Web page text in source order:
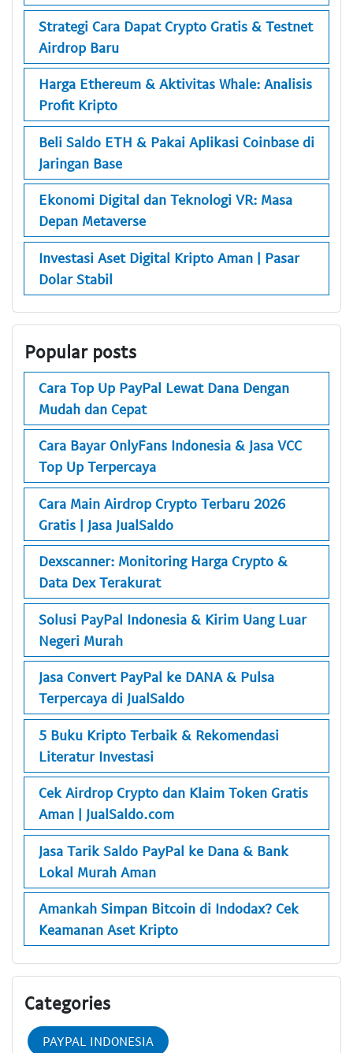
Strategi Cara Dapat Crypto Gratis & Testnet
Airdrop Baru
Harga Ethereum & Aktivitas Whale: Analisis
Profit Kripto
Beli Saldo ETH & Pakai Aplikasi Coinbase di
Jaringan Base
Ekonomi Digital dan Teknologi VR: Masa
Depan Metaverse
Investasi Aset Digital Kripto Aman | Pasar
Dolar Stabil
Popular posts
Cara Top Up PayPal Lewat Dana Dengan
Mudah dan Cepat
Cara Bayar OnlyFans Indonesia & Jasa VCC
Top Up Terpercaya
Cara Main Airdrop Crypto Terbaru 2026
Gratis | Jasa JualSaldo
Dexscanner: Monitoring Harga Crypto &
Data Dex Terakurat
Solusi PayPal Indonesia & Kirim Uang Luar
Negeri Murah
Jasa Convert PayPal ke DANA & Pulsa
Terpercaya di JualSaldo
5 Buku Kripto Terbaik & Rekomendasi
Literatur Investasi
Cek Airdrop Crypto dan Klaim Token Gratis
Aman | JualSaldo.com
Jasa Tarik Saldo PayPal ke Dana & Bank
Lokal Murah Aman
Amankah Simpan Bitcoin di Indodax? Cek
Keamanan Aset Kripto
Categories
PAYPAL INDONESIA